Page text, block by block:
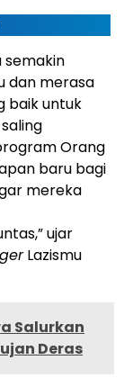
semakin
dan merasa
baik untuk
Orang
baru bagi
mereka
ujar
Lazismu
Salurkan
Deras